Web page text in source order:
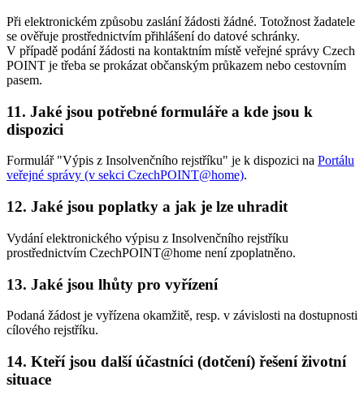
Při elektronickém způsobu zaslání žádosti žádné. Totožnost žadatele
se ověřuje prostřednictvím přihlášení do datové schránky.
V případě podání žádosti na kontaktním místě veřejné správy Czech
POINT je třeba se prokázat občanským průkazem nebo cestovním
pasem.
11. Jaké jsou potřebné formuláře a kde jsou k
dispozici
Formulář "Výpis z Insolvenčního rejstříku" je k dispozici na Portálu
veřejné správy (v sekci CzechPOINT@home).
12. Jaké jsou poplatky a jak je lze uhradit
Vydání elektronického výpisu z Insolvenčního rejstříku
prostřednictvím CzechPOINT@home není zpoplatněno.
13. Jaké jsou lhůty pro vyřízení
Podaná žádost je vyřízena okamžitě, resp. v závislosti na dostupnosti
cílového rejstříku.
14. Kteří jsou další účastníci (dotčení) řešení životní
situace